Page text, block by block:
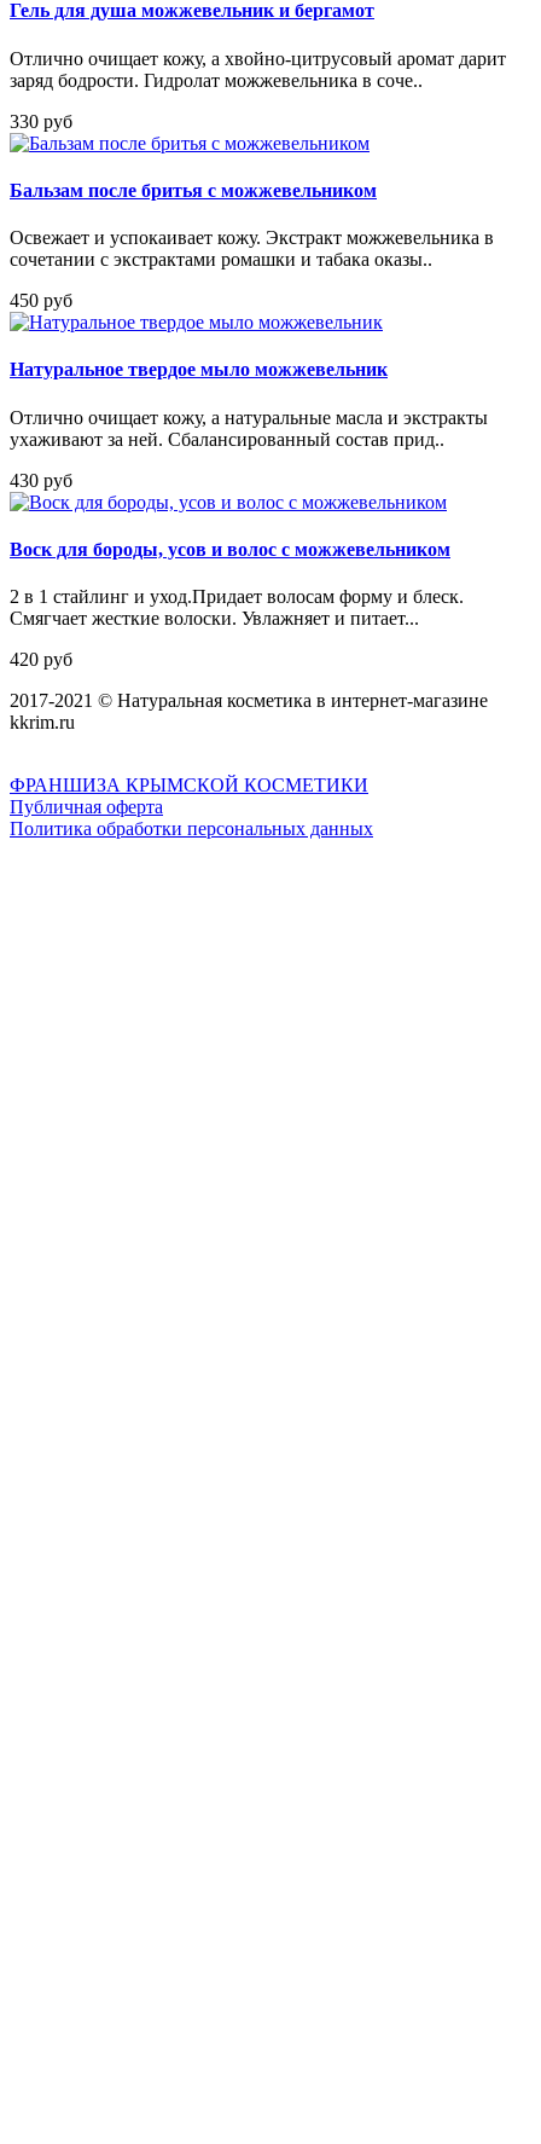
Гель для душа можжевельник и бергамот
Отлично очищает кожу, а хвойно-цитрусовый аромат дарит
заряд бодрости. Гидролат можжевельника в соче..
330 руб
Бальзам после бритья с можжевельником
Освежает и успокаивает кожу. Экстракт можжевельника в
сочетании с экстрактами ромашки и табака оказы..
450 руб
Натуральное твердое мыло можжевельник
Отлично очищает кожу, а натуральные масла и экстракты
ухаживают за ней. Сбалансированный состав прид..
430 руб
Воск для бороды, усов и волос с можжевельником
2 в 1 стайлинг и уход.Придает волосам форму и блеск.
Смягчает жесткие волоски. Увлажняет и питает...
420 руб
2017-2021 © Натуральная косметика в интернет-магазине
kkrim.ru
ФРАНШИЗА КРЫМСКОЙ КОСМЕТИКИ
Публичная оферта
Политика обработки персональных данных